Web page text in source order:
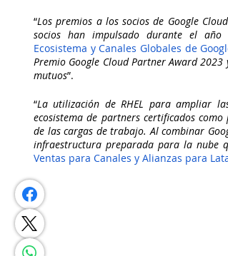
“Los premios a los socios de Google
socios han impulsado durante el año
Ecosistema y Canales Globales de
Premio Google Cloud Partner Award
mutuos”.
“La utilización de RHEL para ampliar
ecosistema de partners certificados
de las cargas de trabajo. Al combinar
infraestructura preparada para la nube
Ventas para Canales y Alianzas para